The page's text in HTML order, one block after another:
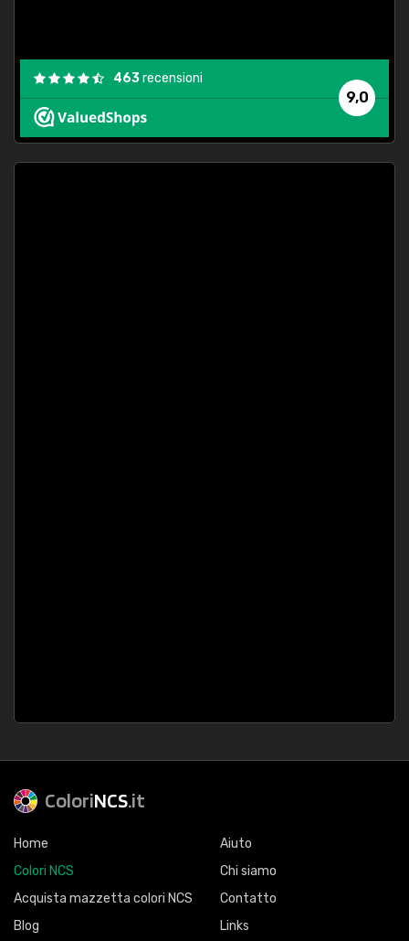
9,0
463recensioni
ColoriNCS.it
Home
Colori NCS
Acquista mazzetta colori NCS
Blog
Aiuto
Chi siamo
Contatto
Links